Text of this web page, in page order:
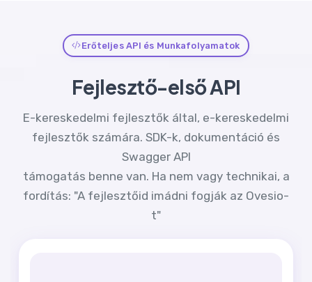
Erőteljes API és Munkafolyamatok
Fejlesztő-első API
E-kereskedelmi fejlesztők által, e-kereskedelmi
fejlesztők számára. SDK-k, dokumentáció és
Swagger API
támogatás benne van. Ha nem vagy technikai, a
fordítás: "A fejlesztőid imádni fogják az Ovesio-
t"